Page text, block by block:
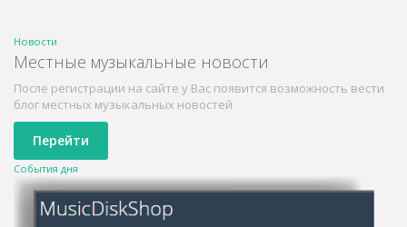
Новости
Местные музыкальные новости
После регистрации на сайте у Вас появится возможность вести
блог местных музыкальных новостей
Перейти
События дня